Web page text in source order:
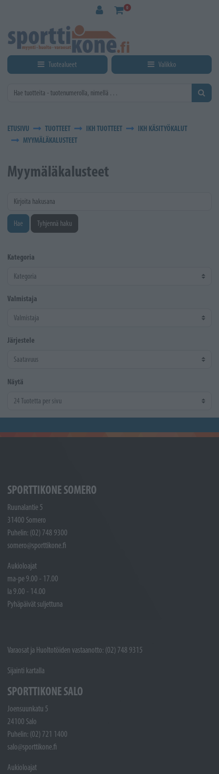
0
Tuotealueet Valikko
ETUSIVU TUOTTEET IKH TUOTTEET
IKH KÄSITYÖKALUT
MYYMÄLÄKALUSTEET
Myymäläkalusteet
Kirjoita hakusana
Hae Tyhjennä haku
Kategoria
Valmistaja
Järjestele
Näytä
SPORTTIKONE SOMERO
Ruunalantie 5
31400 Somero
Puhelin: (02) 748 9300
somero@sporttikone.fi
Aukioloajat
ma-pe 9.00 - 17.00
la 9.00 - 14.00
Pyhäpäivät suljettuna
Varaosat ja Huoltotöiden vastaanotto: (02) 748 9315
Sijainti kartalla
SPORTTIKONE SALO
Joensuunkatu 5
24100 Salo
Puhelin: (02) 721 1400
salo@sporttikone.fi
Aukioloajat